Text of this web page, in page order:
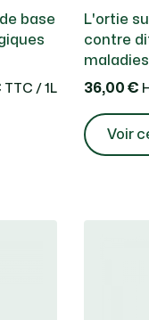
sont donc des
fongicide
et n’ayant
base
TTC / 1L
L'ortie
contre
maladies
36,00 €
Voir